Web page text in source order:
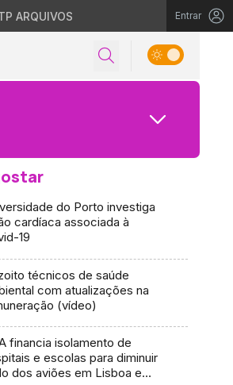
ARQUIVOS Entrar
do Porto investiga
cardíaca associada à
19
técnicos de saúde
com atualizações na
(vídeo)
financia isolamento de
e escolas para diminuir
dos aviões em Lisboa e